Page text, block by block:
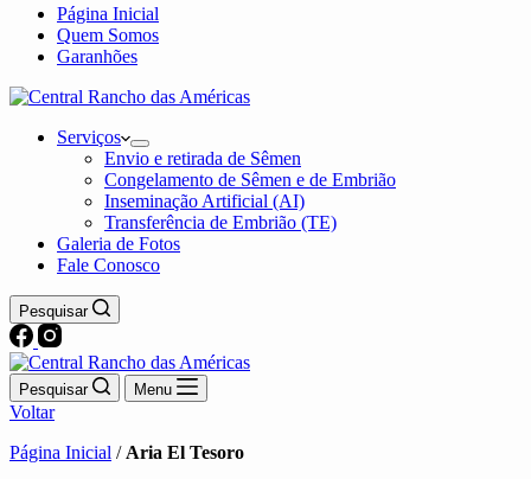
Página Inicial
Quem Somos
Garanhões
Serviços
Envio e retirada de Sêmen
Congelamento de Sêmen e de Embrião
Inseminação Artificial (AI)
Transferência de Embrião (TE)
Galeria de Fotos
Fale Conosco
Pesquisar
Pesquisar Menu
Voltar
Página Inicial / Aria El Tesoro